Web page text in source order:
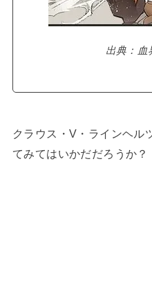
出典：血
クラウス・V・ラインヘル
てみてはいかだだろうか？